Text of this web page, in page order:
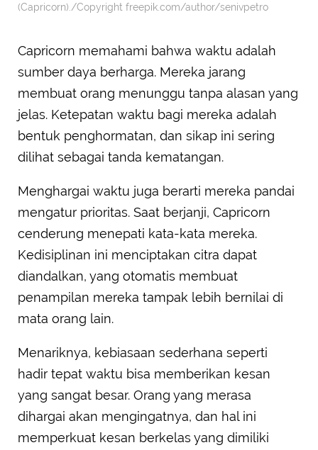
(Capricorn)./Copyright freepik.com/author/senivpetro
Capricorn memahami bahwa waktu adalah
sumber daya berharga. Mereka jarang
membuat orang menunggu tanpa alasan yang
jelas. Ketepatan waktu bagi mereka adalah
bentuk penghormatan, dan sikap ini sering
dilihat sebagai tanda kematangan.
Menghargai waktu juga berarti mereka pandai
mengatur prioritas. Saat berjanji, Capricorn
cenderung menepati kata-kata mereka.
Kedisiplinan ini menciptakan citra dapat
diandalkan, yang otomatis membuat
penampilan mereka tampak lebih bernilai di
mata orang lain.
Menariknya, kebiasaan sederhana seperti
hadir tepat waktu bisa memberikan kesan
yang sangat besar. Orang yang merasa
dihargai akan mengingatnya, dan hal ini
memperkuat kesan berkelas yang dimiliki